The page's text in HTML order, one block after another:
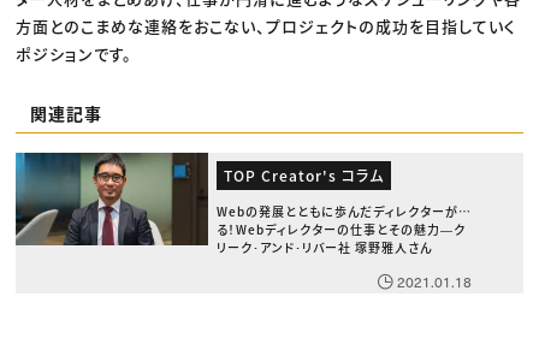
方面とのこまめな連絡をおこない、プロジェクトの成功を目指していく
ポジションです。
関連記事
TOP Creator's コラム
Webの発展とともに歩んだディレクターが語
る！Webディレクターの仕事とその魅力―ク
リーク･アンド･リバー社 塚野雅人さん
2021.01.18